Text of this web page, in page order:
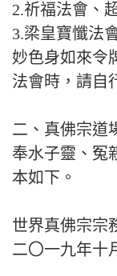
2.祈福法會、
3.梁皇寶懺法
妙色身如來令
法會時，請自
二、真佛宗道
奉水子靈、冤
本如下。
世界真佛宗宗
二〇一九年十